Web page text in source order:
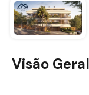
Visão Geral